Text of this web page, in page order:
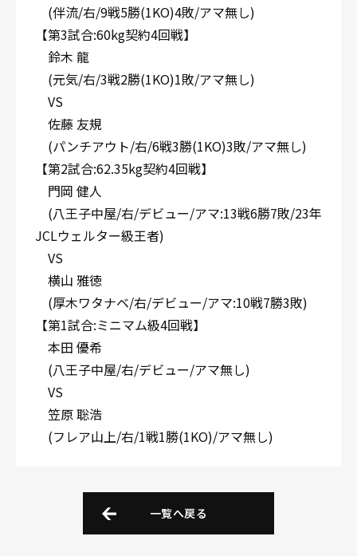
(伴流/右/9戦5勝(1KO)4敗/アマ無し)
【第3試合:60kg契約4回戦】
鈴木 龍
(元気/右/3戦2勝(1KO)1敗/アマ無し)
VS
佐藤 友規
(パンチアウト/右/6戦3勝(1KO)3敗/アマ無し)
【第2試合:62.35kg契約4回戦】
門岡 健人
(八王子中屋/右/デビュー/アマ:13戦6勝7敗/23年
JCLウェルター級王者)
VS
横山 雅徳
(厚木ワタナベ/右/デビュー/アマ:10戦7勝3敗)
【第1試合:ミニマム級4回戦】
本田 優希
(八王子中屋/右/デビュー/アマ無し)
VS
笠原 聡浩
(フレア山上/右/1戦1勝(1KO)/アマ無し)
一覧へ戻る